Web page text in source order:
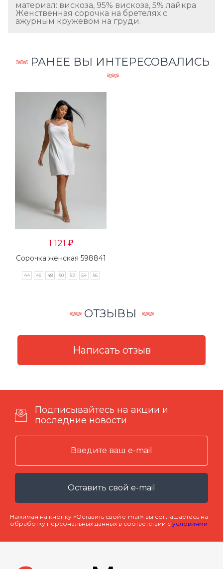
материал: вискоза, 95% вискоза, 5% лайкра
Женственная сорочка на бретелях с
ажурным кружевом на груди.
РАНЕЕ ВЫ ИНТЕРЕСОВАЛИСЬ
1 121 ₽
Сорочка женская 598841
44 46 48 50 52 54 56
ОТЗЫВЫ
Подписывайтесь на акции и
последние новости
Оставить свой e-mail
Нажимая на кнопку «Оставить свой e-mail» вы соглашаетесь на
обработку персональных данных в соответствии с условиями